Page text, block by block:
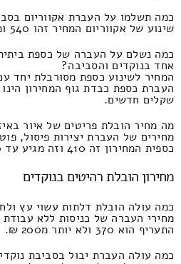
כמה תשלמו על העברת אקווריום
שינוע של אקווריום המחיר זהו 540 ומקסימום 250 שקל.
כמה נשלם על העברה של כספת
אחד בנוקדים והסביבה?
המחיר לשינוע כספת מסורבלת יחד
שקלים חדשים.
מה מחיר הובלת פריטים של איור
מחירים של העברת יצירות פיסול,
כספית המחירון זה 410 וזה מגיע עד 190 שקלים חדשים.
מחירון הובלת רהיטים בנוקדים
כמה עולה הובלת דלתות עשוי עץ
מחירי העברה של כניסות ללא
התעריף הוא 370 ולא יותר מ200 ₪.
כמה עולה העברת יבול בסביבת